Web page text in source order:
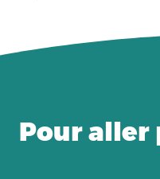
Pour aller